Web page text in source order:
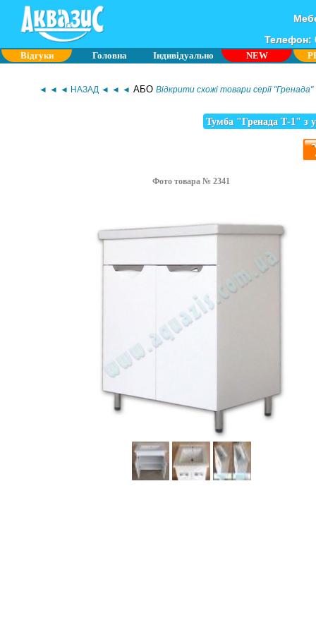
Телефон:
Відгуки Головна Індивідуально NEW
◄ ◄ ◄ НАЗАД ◄ ◄ ◄ АБО Відкрити схожі товари серії "Гренада"
Тумба "Гренада Т-1" з
Фото товара № 2341